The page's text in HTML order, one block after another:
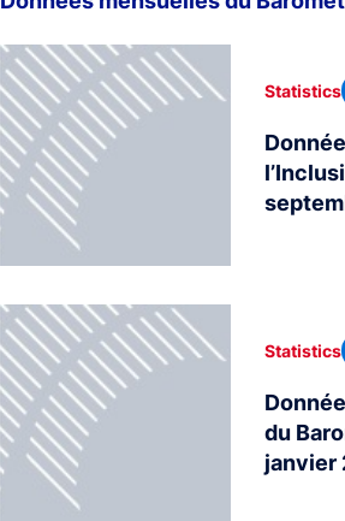
Statistics
Statistics
du
janvier